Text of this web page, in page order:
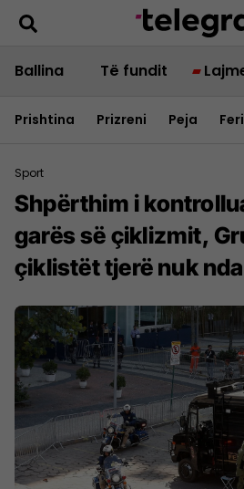
Ballina Të fundit
Prishtina Prizreni Peja
Sport
Shpërthim i
garës së çiklizmit,
çiklistët tjerë nuk